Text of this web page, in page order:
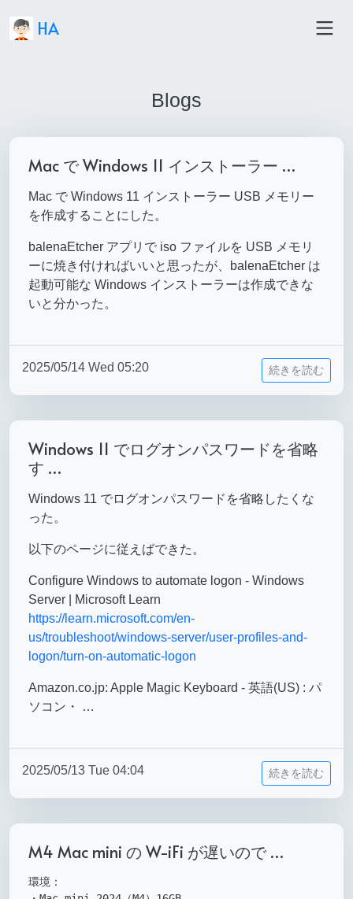
HA
Blogs
Mac で Windows 11 インストーラー …
Mac で Windows 11 インストーラー USB メモリー
を作成することにした。
balenaEtcher アプリで iso ファイルを USB メモリ
ーに焼き付ければいいと思ったが、balenaEtcher は
起動可能な Windows インストーラーは作成できな
いと分かった。
2025/05/14 Wed 05:20 続きを読む
Windows 11 でログオンパスワードを省略
す …
Windows 11 でログオンパスワードを省略したくな
った。
以下のページに従えばできた。
Configure Windows to automate logon - Windows
Server | Microsoft Learn
https://learn.microsoft.com/en-
us/troubleshoot/windows-server/user-profiles-and-
logon/turn-on-automatic-logon
Amazon.co.jp: Apple Magic Keyboard - 英語(US) : パ
ソコン・ …
2025/05/13 Tue 04:04 続きを読む
M4 Mac mini の W-iFi が遅いので …
環境：